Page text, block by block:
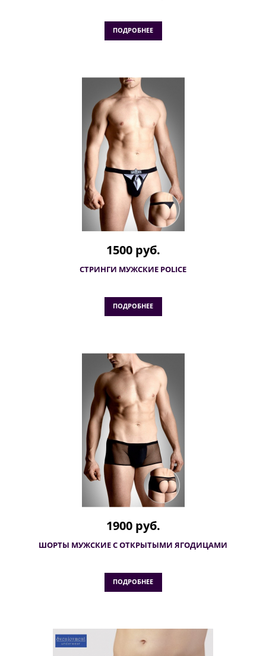
ПОДРОБНЕЕ
1500 руб.
СТРИНГИ МУЖСКИЕ POLICE
ПОДРОБНЕЕ
1900 руб.
ШОРТЫ МУЖСКИЕ С ОТКРЫТЫМИ ЯГОДИЦАМИ
ПОДРОБНЕЕ